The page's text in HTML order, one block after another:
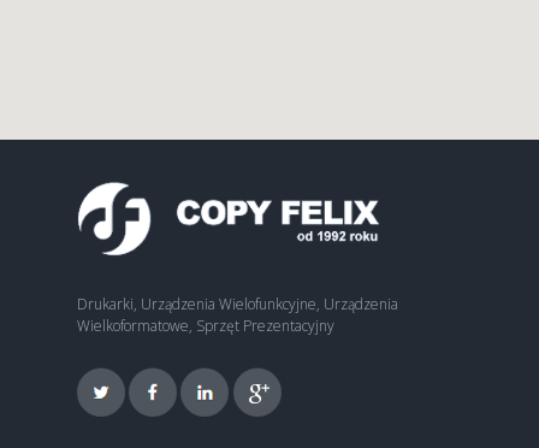
Drukarki, Urządzenia Wielofunkcyjne, Urządzenia
Wielkoformatowe, Sprzęt Prezentacyjny